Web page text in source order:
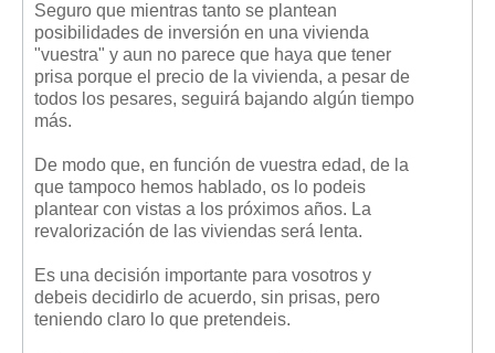
Seguro que mientras tanto se plantean
posibilidades de inversión en una vivienda
"vuestra" y aun no parece que haya que tener
prisa porque el precio de la vivienda, a pesar de
todos los pesares, seguirá bajando algún tiempo
más.
De modo que, en función de vuestra edad, de la
que tampoco hemos hablado, os lo podeis
plantear con vistas a los próximos años. La
revalorización de las viviendas será lenta.
Es una decisión importante para vosotros y
debeis decidirlo de acuerdo, sin prisas, pero
teniendo claro lo que pretendeis.